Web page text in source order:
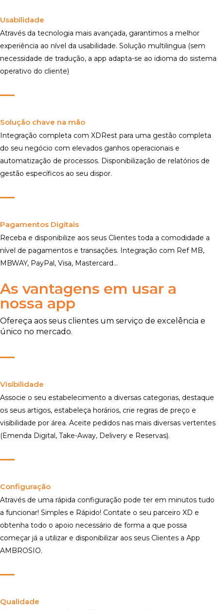
Usabilidade
Através da tecnologia mais avançada, garantimos a melhor
experiência ao nível da usabilidade. Solução multilingua (sem
necessidade de tradução, a app adapta-se ao idioma do sistema
operativo do cliente)
Solução chave na mão
Integração completa com XDRest para uma gestão completa
do seu negócio com elevados ganhos operacionais e
automatização de processos. Disponibilização de relatórios de
gestão específicos ao seu dispor.
Pagamentos Digitais
Receba e disponibilize aos seus Clientes toda a comodidade a
nível de pagamentos e transações. Integração com Ref MB,
MBWAY, PayPal, Visa, Mastercard...
As vantagens em usar a
nossa app
Ofereça aos seus clientes um serviço de excelência e
único no mercado.
Visibilidade
Associe o seu estabelecimento a diversas categorias, destaque
os seus artigos, estabeleça horários, crie regras de preço e
visibilidade por área. Aceite pedidos nas mais diversas vertentes
(Emenda Digital, Take-Away, Delivery e Reservas).
Configuração
Através de uma rápida configuração pode ter em minutos tudo
a funcionar! Simples e Rápido! Contate o seu parceiro XD e
obtenha todo o apoio necessário de forma a que possa
começar já a utilizar e disponibilizar aos seus Clientes a App
AMBROSIO.
Qualidade